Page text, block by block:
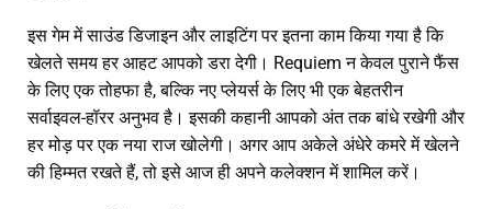
इस गेम में साउंड डिजाइन और लाइटिंग पर इतना काम किया गया है कि
खेलते समय हर आहट आपको डरा देगी। Requiem न केवल पुराने फैंस
के लिए एक तोहफा है, बल्कि नए प्लेयर्स के लिए भी एक बेहतरीन
सर्वाइवल-हॉरर अनुभव है। इसकी कहानी आपको अंत तक बांधे रखेगी और
हर मोड़ पर एक नया राज खोलेगी। अगर आप अकेले अंधेरे कमरे में खेलने
की हिम्मत रखते हैं, तो इसे आज ही अपने कलेक्शन में शामिल करें।